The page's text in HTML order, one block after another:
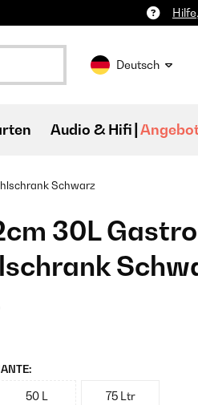
Deutsch
Audio & Hifi
Schwarz
30L Gastro
50 L 75 Ltr